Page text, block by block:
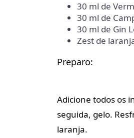
30 ml de
30 ml de
30 ml de Gin
Zest de
Preparo:
Adicione todos os
seguida, gelo.
laranja.